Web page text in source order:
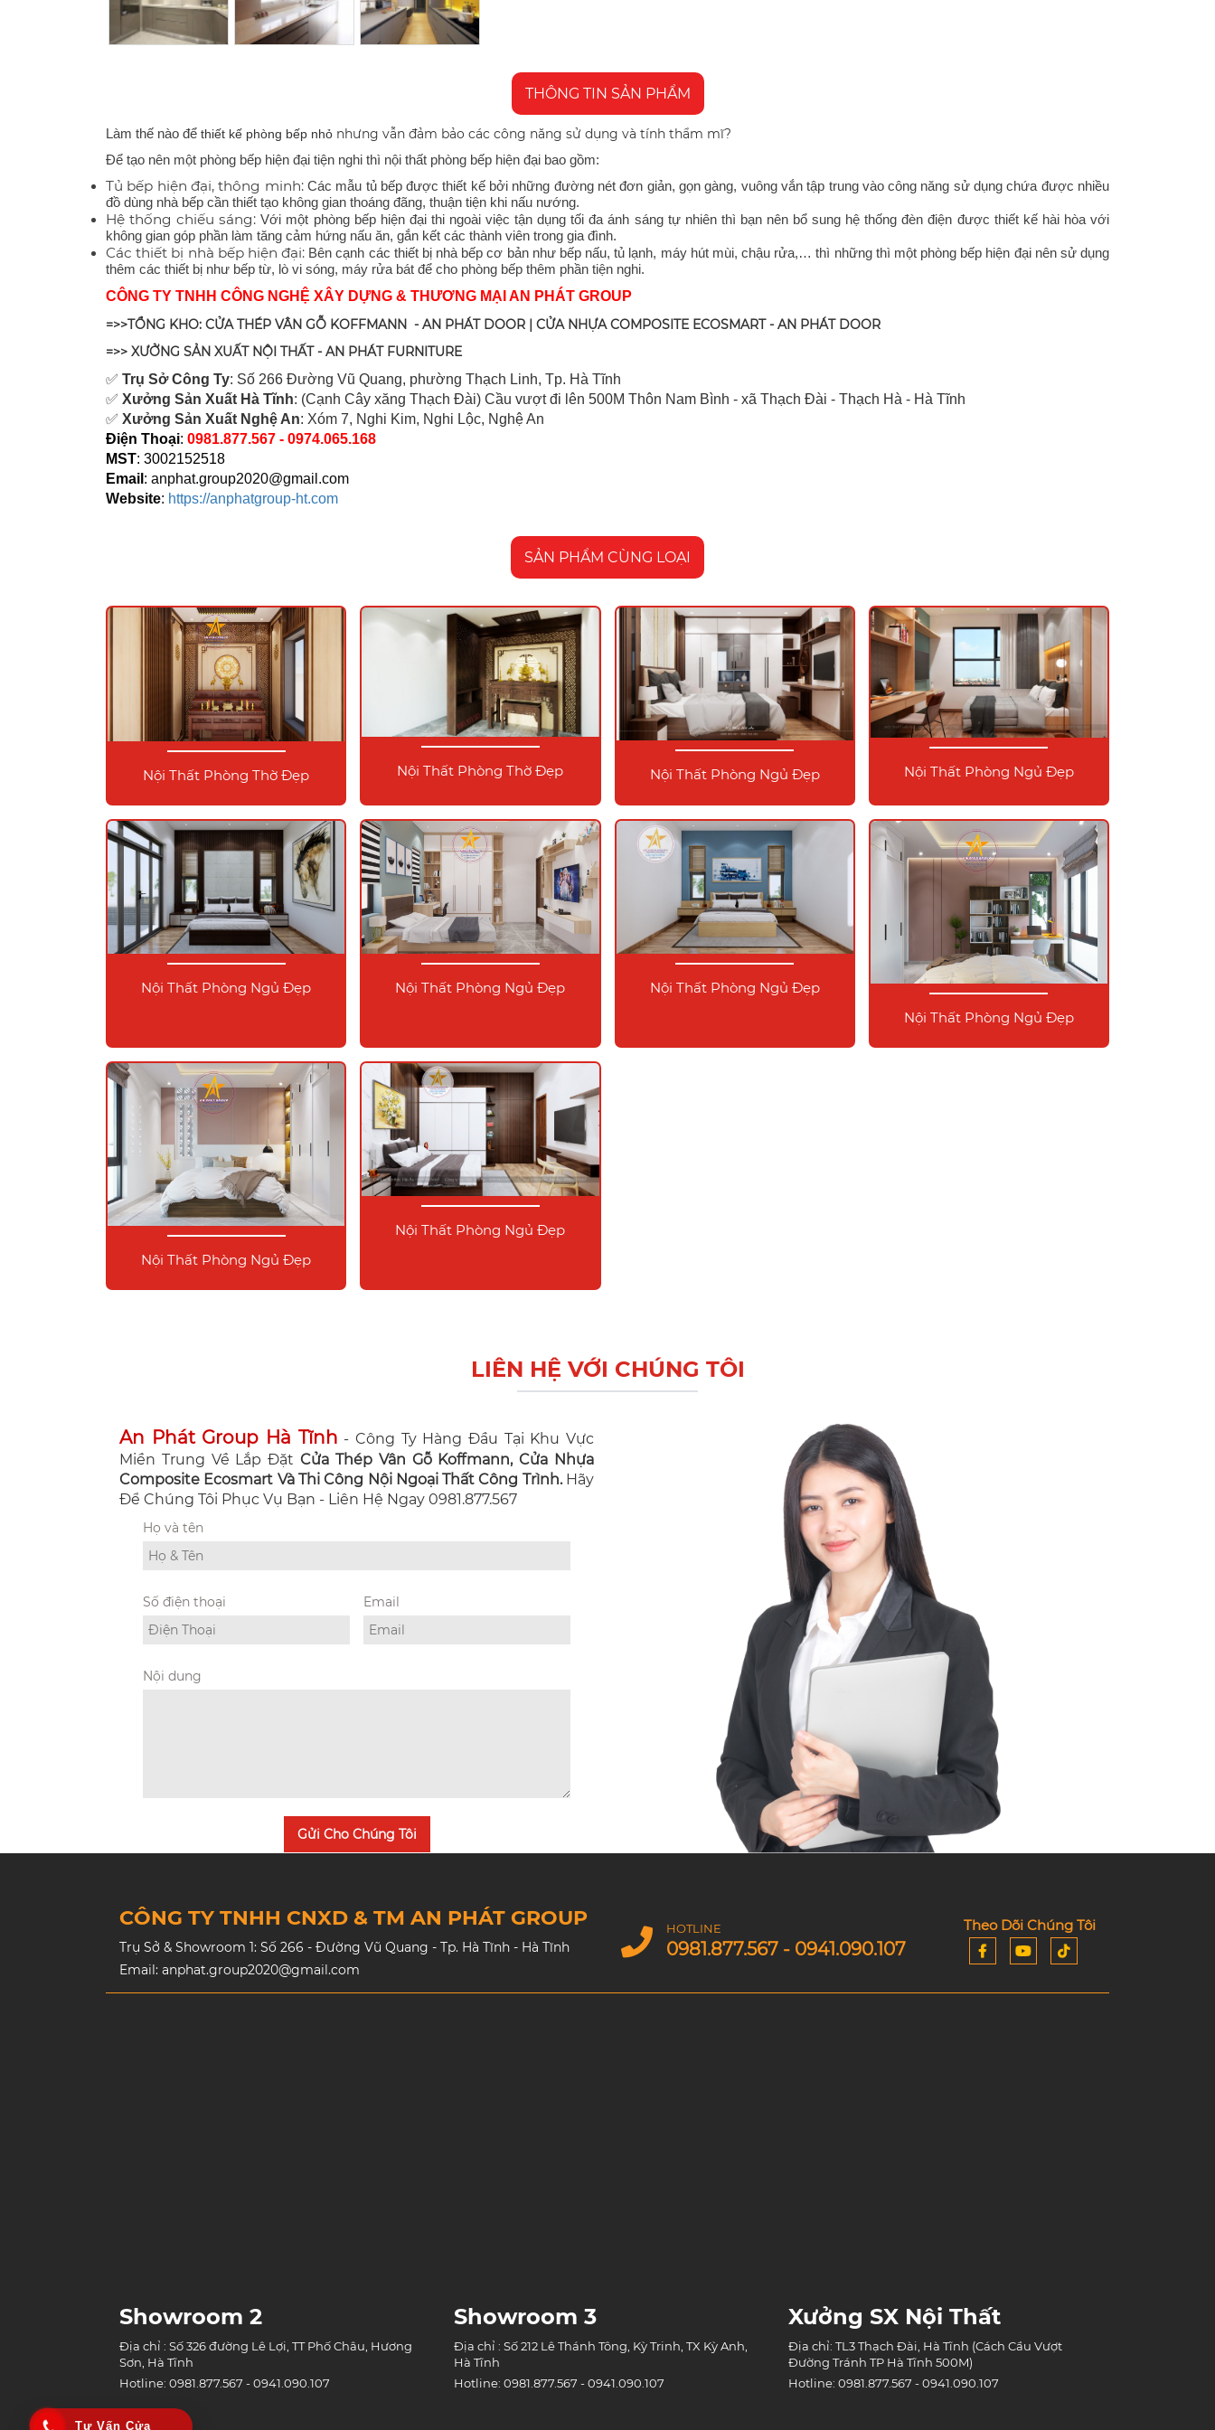
THÔNG TIN SẢN PHẨM
Làm thế nào để thiết kế phòng bếp nhỏ nhưng vẫn đảm bảo các công năng sử dụng và tính thẩm mĩ?
Để tạo nên một phòng bếp hiện đại tiện nghi thì nội thất phòng bếp hiện đại bao gồm:
Tủ bếp hiện đại, thông minh: Các mẫu tủ bếp được thiết kế bởi những đường nét đơn giản, gọn gàng, vuông vắn tập trung vào công năng sử dụng chứa được nhiều
đồ dùng nhà bếp cần thiết tạo không gian thoáng đãng, thuận tiện khi nấu nướng.
Hệ thống chiếu sáng:Với một phòng bếp hiện đại thi ngoài việc tận dụng tối đa ánh sáng tự nhiên thì bạn nên bổ sung hệ thống đèn điện được thiết kế hài hòa với
không gian góp phần làm tăng cảm hứng nấu ăn, gắn kết các thành viên trong gia đình.
Các thiết bị nhà bếp hiện đại: Bên cạnh các thiết bị nhà bếp cơ bản như bếp nấu, tủ lạnh, máy hút mùi, chậu rửa,… thì những thì một phòng bếp hiện đại nên sử dụng
thêm các thiết bị như bếp từ, lò vi sóng, máy rửa bát để cho phòng bếp thêm phần tiện nghi.
CÔNG TY TNHH CÔNG NGHỆ XÂY DỰNG & THƯƠNG MẠI AN PHÁT GROUP
=>>TỔNG KHO: CỬA THÉP VÂN GỖ KOFFMANN - AN PHÁT DOOR | CỬA NHỰA COMPOSITE ECOSMART - AN PHÁT DOOR
=>> XƯỞNG SẢN XUẤT NỘI THẤT - AN PHÁT FURNITURE
✅ Trụ Sở Công Ty: Số 266 Đường Vũ Quang, phường Thạch Linh, Tp. Hà Tĩnh
✅ Xưởng Sản Xuất Hà Tĩnh: (Cạnh Cây xăng Thạch Đài) Cầu vượt đi lên 500M Thôn Nam Bình - xã Thạch Đài - Thạch Hà - Hà Tĩnh
✅ Xưởng Sản Xuất Nghệ An: Xóm 7, Nghi Kim, Nghi Lộc, Nghệ An
Điện Thoại: 0981.877.567 - 0974.065.168
MST: 3002152518
Email : anphat.group2020@gmail.com
Website: https://anphatgroup-ht.com
SẢN PHẨM CÙNG LOẠI
Nội Thất Phòng Thờ Đẹp Nội Thất Phòng Thờ Đẹp Nội Thất Phòng Ngủ Đẹp Nội Thất Phòng Ngủ Đẹp
Nội Thất Phòng Ngủ Đẹp Nội Thất Phòng Ngủ Đẹp
Nội Thất Phòng Ngủ Đẹp
Nội Thất Phòng Ngủ Đẹp
Nội Thất Phòng Ngủ Đẹp
Nội Thất Phòng Ngủ Đẹp
LIÊN HỆ VỚI CHÚNG TÔI
An Phát Group Hà Tĩnh - Công Ty Hàng Đầu Tại Khu Vực
Miền Trung Về Lắp ĐặtCửa Thép Vân Gỗ Koffmann, Cửa Nhựa
Composite Ecosmart Và Thi Công Nội Ngoại Thất Công Trình. Hãy
Để Chúng Tôi Phục Vụ Bạn - Liên Hệ Ngay 0981.877.567
Họ và tên
Số điện thoại Email
Nội dung
Gửi Cho Chúng Tôi
CÔNG TY TNHH CNXD & TM AN PHÁT GROUP
Trụ Sở & Showroom 1: Số 266 - Đường Vũ Quang - Tp. Hà Tĩnh - Hà Tĩnh
Email: anphat.group2020@gmail.com
HOTLINE
0981.877.567 - 0941.090.107
Theo Dõi Chúng Tôi
Showroom 2
Địa chỉ : Số 326 đường Lê Lợi, TT Phố Châu, Hương
Sơn, Hà Tĩnh
Hotline: 0981.877.567 - 0941.090.107
Showroom 3
Địa chỉ : Số 212 Lê Thánh Tông, Kỳ Trinh, TX Kỳ Anh,
Hà Tĩnh
Hotline: 0981.877.567 - 0941.090.107
Xưởng SX Nội Thất
Địa chỉ: TL3 Thạch Đài, Hà Tĩnh (Cách Cầu Vượt
Đường Tránh TP Hà Tĩnh 500M)
Hotline: 0981.877.567 - 0941.090.107
Tư Vấn Cửa